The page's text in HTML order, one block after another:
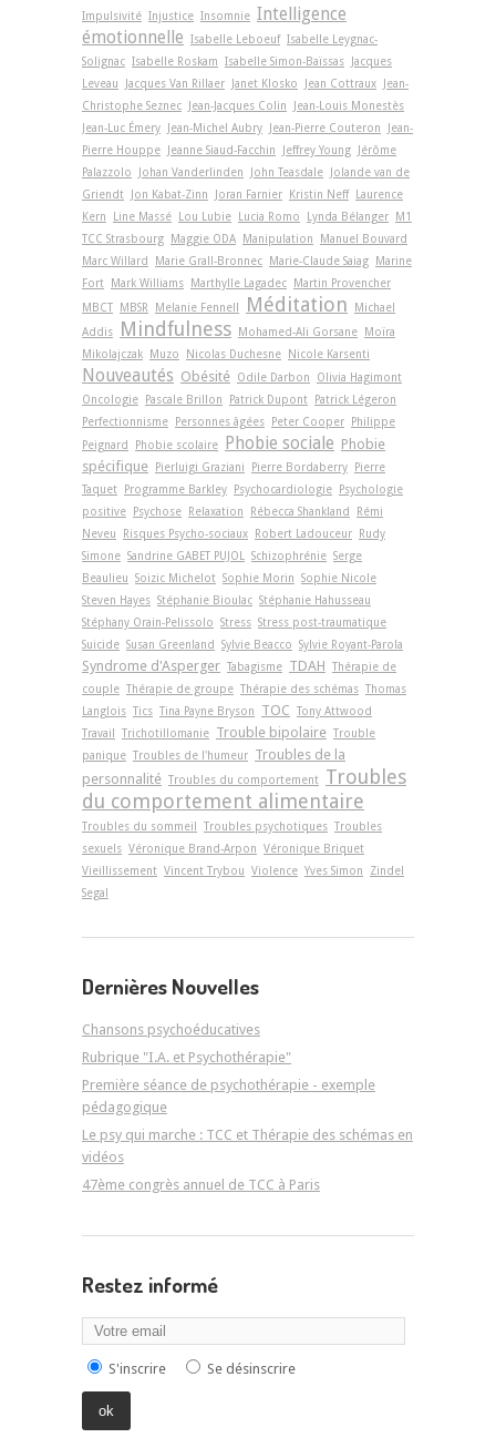
Impulsivité Injustice Insomnie Intelligence
émotionnelle Isabelle Leboeuf Isabelle Leygnac-
Solignac Isabelle Roskam Isabelle Simon-Baïssas Jacques
Leveau
Jacques Van Rillaer Janet Klosko Jean Cottraux Jean-
Christophe Seznec Jean-Jacques Colin
Jean-Louis Monestès
Jean-Luc Émery Jean-Michel Aubry Jean-Pierre Couteron
Jean-
Pierre Houppe Jeanne Siaud-Facchin Jeffrey Young Jérôme
Palazzolo
Johan Vanderlinden John Teasdale Jolande van de
Griendt Jon Kabat-Zinn Joran Farnier Kristin Neff Laurence
Kern
Line Massé Lou Lubie Lucia Romo Lynda Bélanger M1
TCC Strasbourg Maggie ODA Manipulation
Manuel Bouvard
Marc Willard
Marie Grall-Bronnec Marie-Claude Saiag Marine
Fort Mark Williams Marthylle Lagadec Martin Provencher
MBCT MBSR Melanie Fennell Méditation
Michael
Addis
Mindfulness Mohamed-Ali Gorsane Moïra
Mikolajczak Muzo Nicolas Duchesne Nicole Karsenti
Nouveautés Obésité Odile Darbon
Olivia Hagimont
Oncologie Pascale Brillon Patrick Dupont Patrick Légeron
Perfectionnisme Personnes âgées Peter Cooper Philippe
Peignard
Phobie scolaire Phobie sociale Phobie
spécifique Pierluigi Graziani Pierre Bordaberry Pierre
Taquet Programme Barkley Psychocardiologie Psychologie
positive Psychose Relaxation Rébecca Shankland
Rémi
Neveu
Risques Psycho-sociaux Robert Ladouceur Rudy
Simone Sandrine GABET PUJOL Schizophrénie Serge
Beaulieu Soizic Michelot Sophie Morin Sophie Nicole
Steven Hayes Stéphanie Bioulac Stéphanie Hahusseau
Stéphany Orain-Pelissolo Stress Stress post-traumatique
Suicide Susan Greenland Sylvie Beacco Sylvie Royant-Parola
Syndrome d'Asperger Tabagisme TDAH Thérapie de
couple Thérapie de groupe Thérapie des schémas Thomas
Langlois Tics Tina Payne Bryson TOC Tony Attwood
Travail Trichotillomanie Trouble bipolaire Trouble
panique Troubles de l'humeur Troubles de la
personnalité Troubles du comportement Troubles
du comportement alimentaire
Troubles du sommeil Troubles psychotiques Troubles
sexuels Véronique Brand-Arpon Véronique Briquet
Vieillissement Vincent Trybou Violence Yves Simon
Zindel
Segal
Dernières Nouvelles
Chansons psychoéducatives
Rubrique "I.A. et Psychothérapie"
Première séance de psychothérapie - exemple
pédagogique
Le psy qui marche : TCC et Thérapie des schémas en
vidéos
47ème congrès annuel de TCC à Paris
Restez informé
S'inscrire Se désinscrire